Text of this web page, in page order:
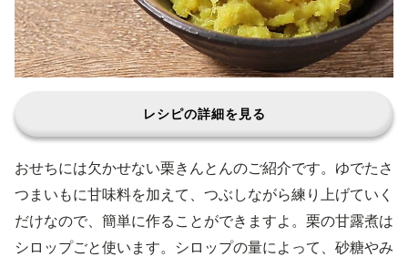
レシピの詳細を見る
おせちには欠かせない栗きんとんのご紹介です。ゆでたさ
つまいもに甘味料を加えて、つぶしながら練り上げていく
だけなので、簡単に作ることができますよ。栗の甘露煮は
シロップごと使います。シロップの量によって、砂糖やみ